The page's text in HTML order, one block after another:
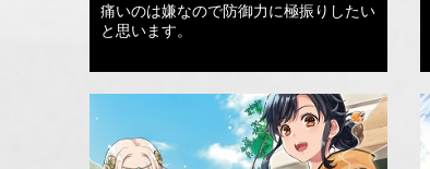
痛いのは嫌なので防御力に極振りしたい
と思います。